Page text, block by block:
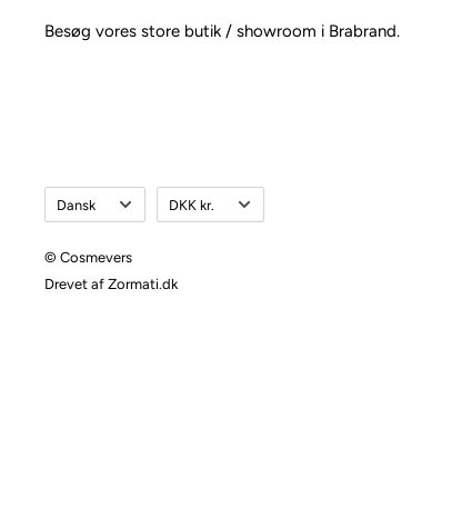
Besøg vores store butik / showroom i Brabrand.
Sprog
Dansk Valuta
DKK kr.
© Cosmevers
Drevet af Zormati.dk